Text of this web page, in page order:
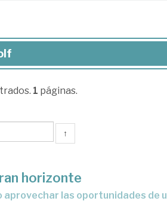
1 páginas.
↑
horizonte